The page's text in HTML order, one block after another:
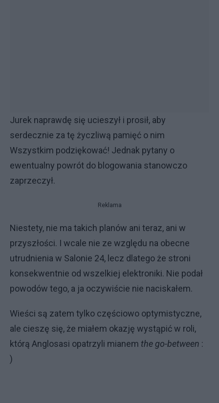
Jurek naprawdę się ucieszył i prosił, aby
serdecznie za tę życzliwą pamięć o nim
Wszystkim podziękować! Jednak pytany o
ewentualny powrót do blogowania stanowczo
zaprzeczył.
Reklama
Niestety, nie ma takich planów ani teraz, ani w
przyszłości. I wcale nie ze względu na obecne
utrudnienia w Salonie 24, lecz dlatego że stroni
konsekwentnie od wszelkiej elektroniki. Nie podał
powodów tego, a ja oczywiście nie naciskałem.
Wieści są zatem tylko częściowo optymistyczne,
ale cieszę się, że miałem okazję wystąpić w roli,
którą Anglosasi opatrzyli mianem the go-between :
)